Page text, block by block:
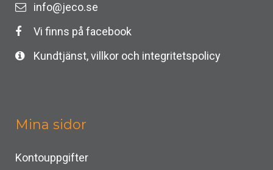
info@jeco.se
Vi finns på facebook
Kundtjänst, villkor och integritetspolicy
Mina sidor
Kontouppgifter